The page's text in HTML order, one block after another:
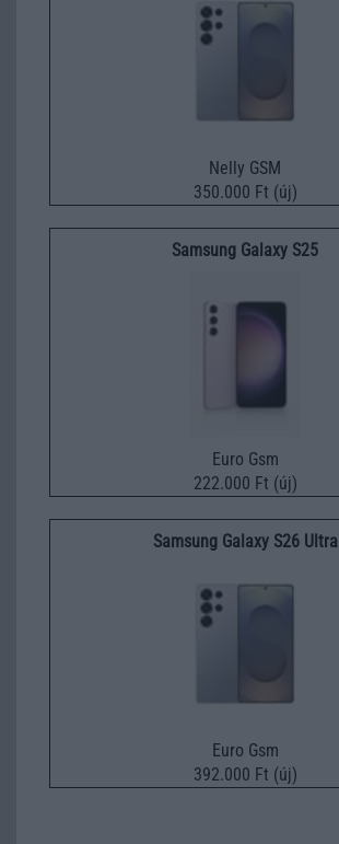
Nelly GSM
350.000 Ft (új)
Samsung Galaxy S25
Euro Gsm
222.000 Ft (új)
Samsung Galaxy S26 Ultra
Euro Gsm
392.000 Ft (új)